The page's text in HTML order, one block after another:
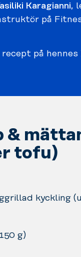
Karagianni,
på
på
&
tofu)
kyckling
g)